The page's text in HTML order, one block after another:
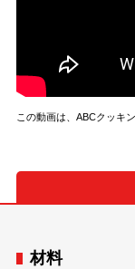
この動画は、ABCクッキ
材料